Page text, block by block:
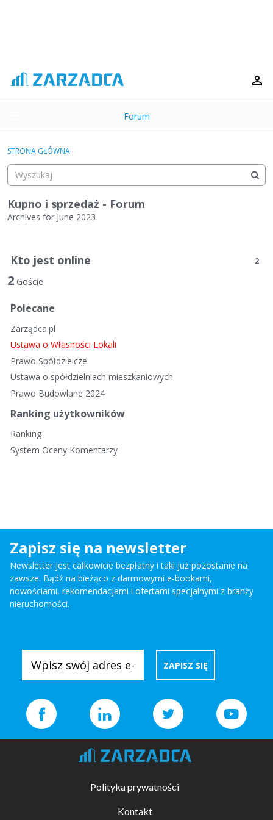
o
g
e
m
e
n
Forum
Kategorie
Dyskusje
Aktywność
STRONA GŁÓWNA
Kupno i sprzedaż - Forum
Archives for June 2023
s
t
d
s
k
u
s
n
Kto jest online 2
2 Goście
Polecane
Zarządca.pl
Ustawa o Własności Lokali
Prawo Spółdzielcze
Ustawa o spółdzielniach mieszkaniowych
Prawo Budowlane 2024
Ranking użytkowników
Ranking
System Oceny Komentarzy
Zapisz się na newsletter
Newsletter jest całkowicie bezpłatny i taki już pozostanie na
zawsze. Bądź na bieżąco z darmowymi e-bookami,
nowościami, rekomendacjami i ofertami specjalnymi z branży
nieruchomości.
Polityka prywatności
Kontakt